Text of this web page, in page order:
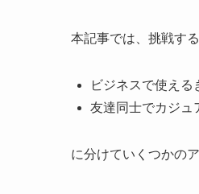
本記事では、挑戦す
ビジネスで使え
友達同士でカジュ
に分けていくつかの